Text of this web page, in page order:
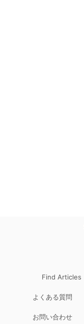
Find Articles
よくある質問
お問い合わせ